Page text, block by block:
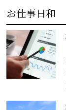
お仕事日和